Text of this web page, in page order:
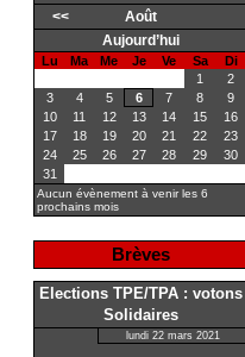
<<
Août
Aujourd’hui
Lu Ma Me Je Ve Sa
Di
1
2
3
4 5 6 7 8
9
10
11 12 13 14 15
16
17
18 19 20 21 22
23
24
25 26 27 28 29
30
31
Aucun évènement à venir les 6
prochains mois
Brèves
Elections TPE/TPA : votons
Solidaires
lundi 22 mars 2021